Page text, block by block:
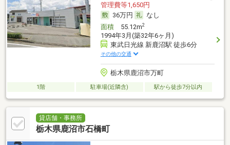
管理費等1,650円
36万円
なし
面積55.12m2
1994年3月(築32年6ヶ月)
東武日光線 新鹿沼駅 徒歩6分
その他の交通
栃木県鹿沼市万町
1階 駐車場(近隣含) 駅から徒歩7分以内
貸店舗・事務所
栃木県鹿沼市石橋町